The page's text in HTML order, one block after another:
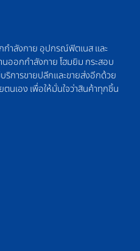
กำลังกาย อุปกรณ์ฟิตเนส และ
ออกกำลังกาย โฮมยิม กระสอบ
ริการขายปลีกและขายส่งอีกด้วย
นเอง เพื่อให้มั่นใจว่าสินค้าทุกชิ้น